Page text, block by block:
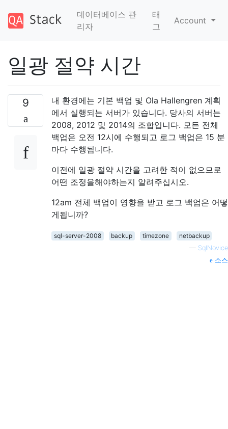
데이터베이스 관
리자
태
그
Account
일광 절약 시간
9
내 환경에는 기본 백업 및 Ola Hallengren 계획
에서 실행되는 서버가 있습니다. 당사의 서버는
2008, 2012 및 2014의 조합입니다. 모든 전체
백업은 오전 12시에 수행되고 로그 백업은 15 분
마다 수행됩니다.
이전에 일광 절약 시간을 고려한 적이 없으므로
어떤 조정을해야하는지 알려주십시오.
12am 전체 백업이 영향을 받고 로그 백업은 어떻
게됩니까?
sql-server-2008 backup timezone
netbackup
— SqlNovice
소스